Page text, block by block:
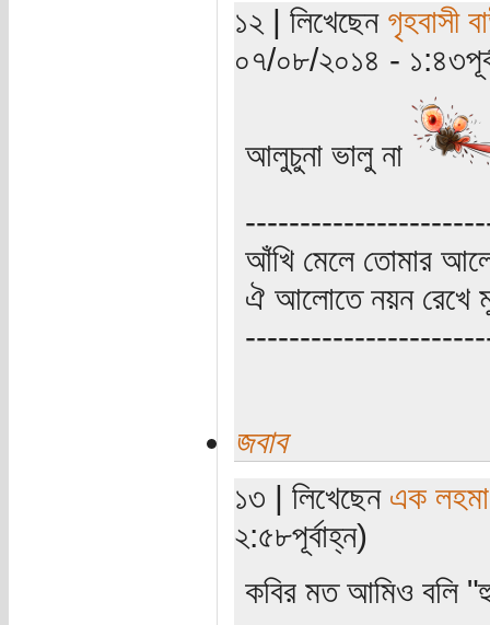
১২ | লিখেছেন গৃহবাসী
০৭/০৮/২০১৪ -
আলুচুনা ভালু না
আঁখি মেলে তোমার
ঐ আলোতে নয়ন রেখে
জবাব
১৩ | লিখেছেন এক লহমা
২:৫৮পূর্বাহ্ন)
কবির মত আমিও বলি